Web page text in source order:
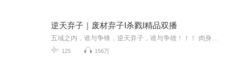
逆天弃子｜废材弃子I杀戮I精品双播
125 156万